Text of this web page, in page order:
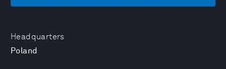
Headquarters
Poland